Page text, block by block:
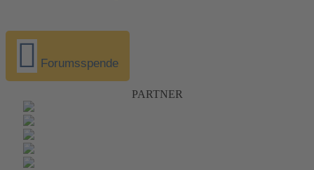
Forumsspende
PARTNER